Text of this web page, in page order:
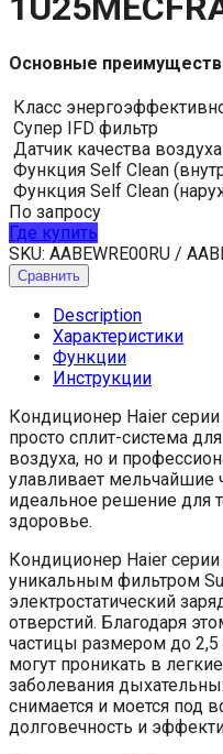
Основные
Класс
Супер IFD фильтр
Датчик качества воздуха
Функция Self Clean
Функция Self Clean
По запросу
Где купить
SKU: AABEWRE00RU /
Сравнить
Description
Характеристики
Функции
Инструкции
Кондиционер Haier
просто сплит-система
воздуха, но и
улавливает мельчайшие
идеальное решение для
здоровье.
Кондиционер Haier
уникальным фильтром
электростатический
отверстий. Благодаря
частицы размером до
могут проникать в
заболевания
снимается и моется под
долговечность и